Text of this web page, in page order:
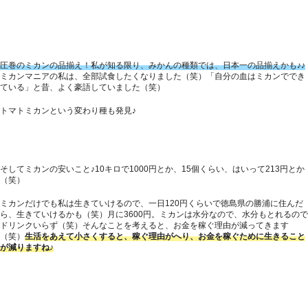
圧巻のミカンの品揃え！私が知る限り、みかんの種類では、日本一の品揃えかも♪♪
ミカンマニアの私は、全部試食したくなりました（笑）「自分の血はミカンででき
ている」と昔、よく豪語していました（笑）
トマトミカンという変わり種も発見♪
そしてミカンの安いこと♪10キロで1000円とか、15個くらい、はいって213円とか
（笑）
ミカンだけでも私は生きていけるので、一日120円くらいで徳島県の勝浦に住んだ
ら、生きていけるかも（笑）月に3600円。ミカンは水分なので、水分もとれるので
ドリンクいらず（笑）そんなことを考えると、お金を稼ぐ理由が減ってきます
（笑） 生活をあえて小さくすると、稼ぐ理由がへり、お金を稼ぐために生きること
が減りますね♪